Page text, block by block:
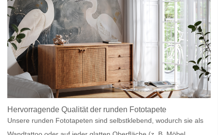
Hervorragende Qualität der runden Fototapete
Unsere runden Fototapeten sind selbstklebend , wodurch sie als